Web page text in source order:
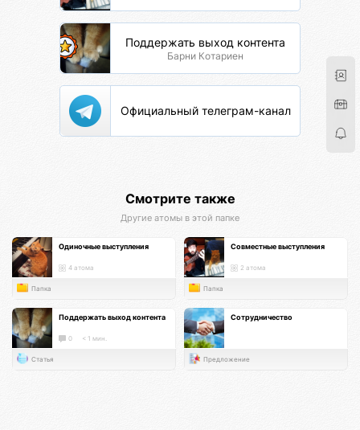
Поддержать выход контента
Барни Котариен
Официальный телеграм-канал
Смотрите также
Другие атомы в этой папке
Одиночные выступления
4 атома
Папка
Совместные выступления
2 атома
Папка
Поддержать выход контента
0 < 1 мин.
Статья
Сотрудничество
Предложение